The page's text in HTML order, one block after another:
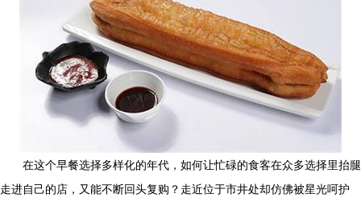
在这个早餐选择多样化的年代，如何让忙碌的食客在众多选择里抬腿
走进自己的店，又能不断回头复购？走近位于市井处却仿佛被星光呵护